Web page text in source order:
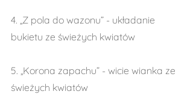
4. „Z pola do wazonu” - układanie
bukietu ze świeżych kwiatów
5. „Korona zapachu” - wicie wianka ze
świeżych kwiatów